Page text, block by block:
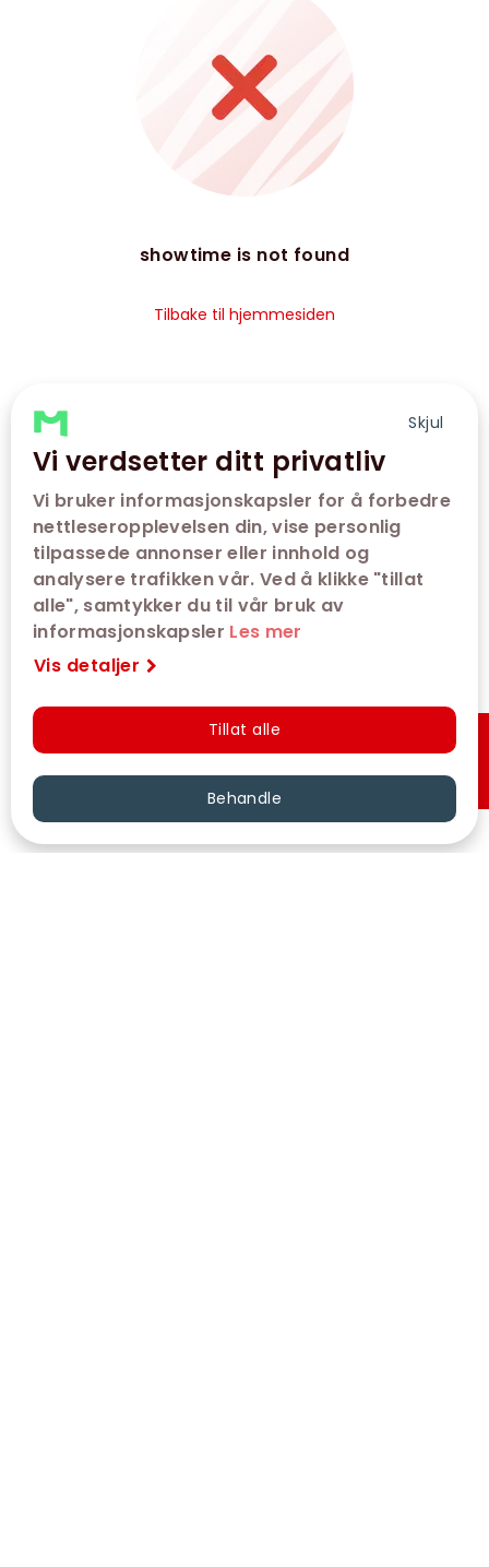
Skjul
Vi verdsetter ditt privatliv
Vi bruker informasjonskapsler for å forbedre
nettleseropplevelsen din, vise personlig
tilpassede annonser eller innhold og
analysere trafikken vår. Ved å klikke "tillat
alle", samtykker du til vår bruk av
informasjonskapsler Les mer
Vis detaljer
Tillat alle
Behandle
showtime is not found
Tilbake til hjemmesiden
Hurtigkjøp